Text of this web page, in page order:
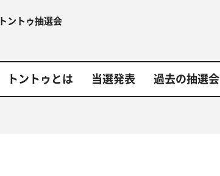
トントゥ抽選会
トントゥとは 当選発表 過去の抽選会